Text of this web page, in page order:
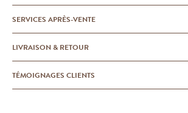
SERVICES APRÈS-VENTE
LIVRAISON & RETOUR
TÉMOIGNAGES CLIENTS